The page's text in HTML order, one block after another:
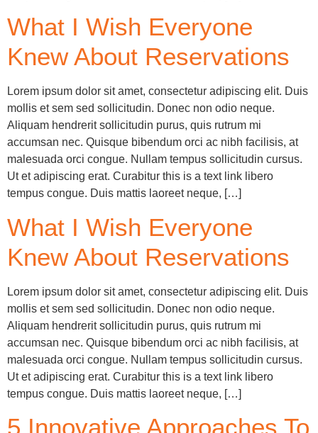
What I Wish Everyone
Knew About Reservations
Lorem ipsum dolor sit amet, consectetur adipiscing elit. Duis
mollis et sem sed sollicitudin. Donec non odio neque.
Aliquam hendrerit sollicitudin purus, quis rutrum mi
accumsan nec. Quisque bibendum orci ac nibh facilisis, at
malesuada orci congue. Nullam tempus sollicitudin cursus.
Ut et adipiscing erat. Curabitur this is a text link libero
tempus congue. Duis mattis laoreet neque, […]
What I Wish Everyone
Knew About Reservations
Lorem ipsum dolor sit amet, consectetur adipiscing elit. Duis
mollis et sem sed sollicitudin. Donec non odio neque.
Aliquam hendrerit sollicitudin purus, quis rutrum mi
accumsan nec. Quisque bibendum orci ac nibh facilisis, at
malesuada orci congue. Nullam tempus sollicitudin cursus.
Ut et adipiscing erat. Curabitur this is a text link libero
tempus congue. Duis mattis laoreet neque, […]
5 Innovative Approaches To